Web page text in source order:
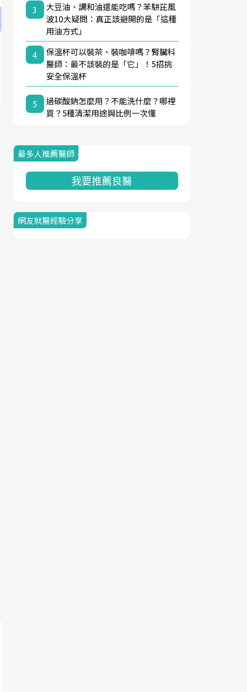
3
大豆油、調和油還能吃嗎？苯駢芘風
波10大疑問：真正該避開的是「這種
用油方式」
4
保溫杯可以裝茶、裝咖啡嗎？腎臟科
醫師：最不該裝的是「它」！5招挑
安全保溫杯
5
過碳酸鈉怎麼用？不能洗什麼？哪裡
買？5種清潔用途與比例一次懂
最多人推薦醫師
我要推薦良醫
網友就醫經驗分享